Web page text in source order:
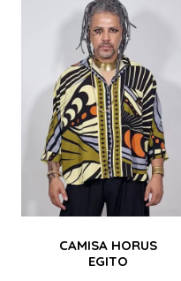
CAMISA HORUS
EGITO